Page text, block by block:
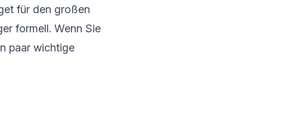
für den großen
formell. Wenn Sie
paar wichtige